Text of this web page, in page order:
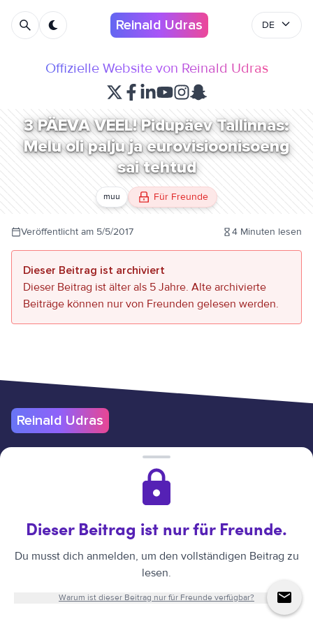
Reinald Udras DE
Offizielle Website von Reinald Udras
3 PÄEVA VEEL! Pidupäev Tallinnas:
Melu oli palju ja eurovisioonisoeng
sai tehtud
muu Für Freunde
Veröffentlicht am 5/5/2017 4 Minuten lesen
Dieser Beitrag ist archiviert
Dieser Beitrag ist älter als 5 Jahre. Alte archivierte
Beiträge können nur von Freunden gelesen werden.
Dieser Beitrag ist nur für Freunde.
Du musst dich anmelden, um den vollständigen Beitrag zu
lesen.
Warum ist dieser Beitrag nur für Freunde verfügbar?
Reinald Udras
Datenschutz & Cookies
Reinald Udras ©2026 Alle Rechte vorbehalten.
Website erstellt
von Reinald Udras.